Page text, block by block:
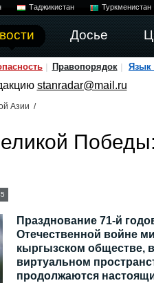
Таджикистан Туркменистан
Досье
Правопорядок Язык
stanradar@mail.ru
Азии /
Празднование 71-й
Отечественной войне
кыргызском обществе,
виртуальном
продолжаются